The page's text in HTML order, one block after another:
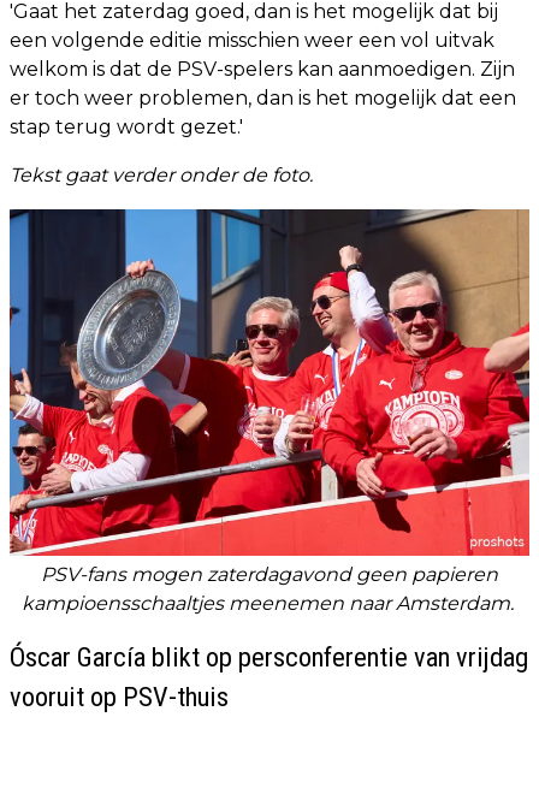
'Gaat het zaterdag goed, dan is het mogelijk dat bij
een volgende editie misschien weer een vol uitvak
welkom is dat de PSV-spelers kan aanmoedigen. Zijn
er toch weer problemen, dan is het mogelijk dat een
stap terug wordt gezet.'
Tekst gaat verder onder de foto.
PSV-fans mogen zaterdagavond geen papieren
kampioensschaaltjes meenemen naar Amsterdam.
Óscar García blikt op persconferentie van vrijdag
vooruit op PSV-thuis